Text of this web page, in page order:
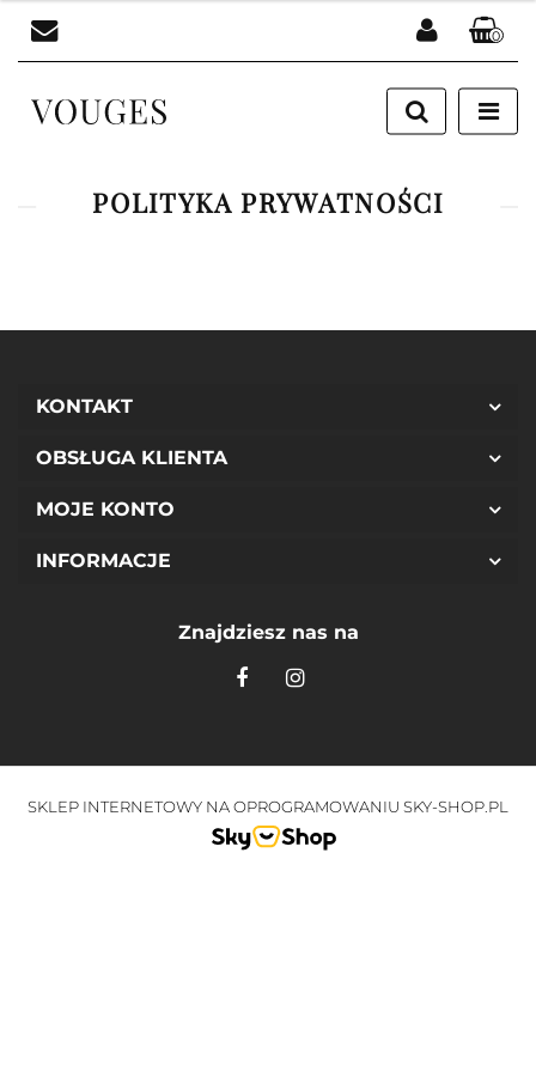
Zaloguj się
Zarejestruj się
0
POLITYKA PRYWATNOŚCI
KONTAKT
OBSŁUGA KLIENTA
MOJE KONTO
INFORMACJE
Znajdziesz nas na
SKLEP INTERNETOWY NA OPROGRAMOWANIU SKY-SHOP.PL